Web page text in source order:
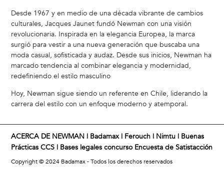
Desde 1967 y en medio de una década vibrante de cambios
culturales, Jacques Jaunet fundó Newman con una visión
revolucionaria. Inspirada en la elegancia Europea, la marca
surgió para vestir a una nueva generación que buscaba una
moda casual, sofisticada y audaz. Desde sus inicios, Newman ha
marcado tendencia al combinar elegancia y modernidad,
redefiniendo el estilo masculino
Hoy, Newman sigue siendo un referente en Chile, liderando la
carrera del estilo con un enfoque moderno y atemporal.
ACERCA DE NEWMAN | Badamax| Ferouch | Nimtu | Buenas
Prácticas CCS | Bases legales concurso Encuesta de Satistacción
Copyright © 2024 Badamax - Todos los derechos reservados